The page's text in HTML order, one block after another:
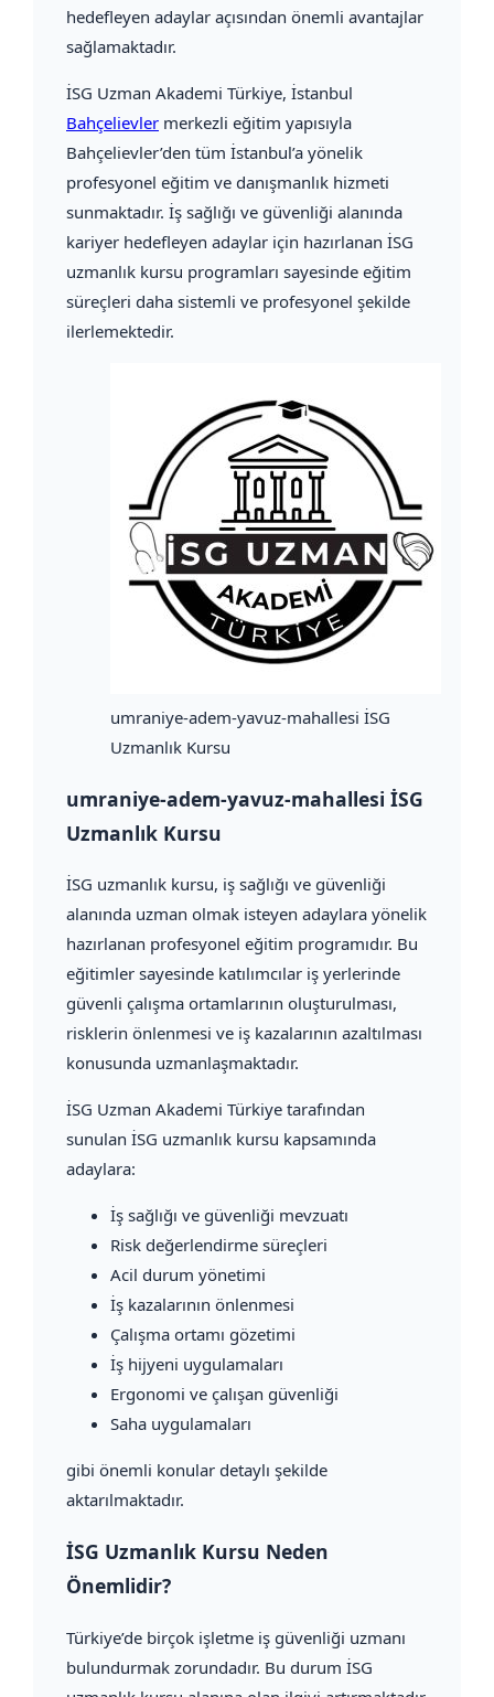
hedefleyen adaylar açısından önemli avantajlar
sağlamaktadır.
İSG Uzman Akademi Türkiye, İstanbul
Bahçelievler merkezli eğitim yapısıyla
Bahçelievler’den tüm İstanbul’a yönelik
profesyonel eğitim ve danışmanlık hizmeti
sunmaktadır. İş sağlığı ve güvenliği alanında
kariyer hedefleyen adaylar için hazırlanan İSG
uzmanlık kursu programları sayesinde eğitim
süreçleri daha sistemli ve profesyonel şekilde
ilerlemektedir.
umraniye-adem-yavuz-mahallesi İSG
Uzmanlık Kursu
umraniye-adem-yavuz-mahallesi İSG
Uzmanlık Kursu
İSG uzmanlık kursu, iş sağlığı ve güvenliği
alanında uzman olmak isteyen adaylara yönelik
hazırlanan profesyonel eğitim programıdır. Bu
eğitimler sayesinde katılımcılar iş yerlerinde
güvenli çalışma ortamlarının oluşturulması,
risklerin önlenmesi ve iş kazalarının azaltılması
konusunda uzmanlaşmaktadır.
İSG Uzman Akademi Türkiye tarafından
sunulan İSG uzmanlık kursu kapsamında
adaylara:
İş sağlığı ve güvenliği mevzuatı
Risk değerlendirme süreçleri
Acil durum yönetimi
İş kazalarının önlenmesi
Çalışma ortamı gözetimi
İş hijyeni uygulamaları
Ergonomi ve çalışan güvenliği
Saha uygulamaları
gibi önemli konular detaylı şekilde
aktarılmaktadır.
İSG Uzmanlık Kursu Neden
Önemlidir?
Türkiye’de birçok işletme iş güvenliği uzmanı
bulundurmak zorundadır. Bu durum İSG